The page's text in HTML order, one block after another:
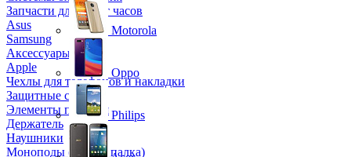
Запчасти для смарт часов
Asus
Samsung
Аксессуары
Apple
Чехлы для телефонов и накладки
Защитные стекла
Элементы питания
Держатель
Наушники
Моноподы (Селфи палка)
Motorola
Oppo
Philips